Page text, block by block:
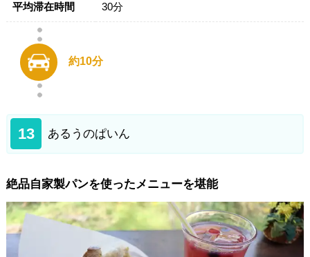
平均滞在時間 30分
約10分
13 あるうのぱいん
絶品自家製パンを使ったメニューを堪能